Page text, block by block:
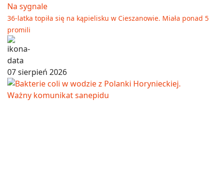
Na sygnale
36-latka topiła się na kąpielisku w Cieszanowie. Miała ponad 5
promili
07 sierpień 2026